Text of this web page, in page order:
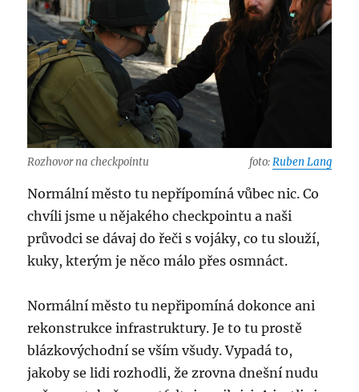
Rozhovor na checkpointu foto:Ruben Lang
Normální město tu nepřípomíná vůbec nic. Co
chvíli jsme u nějakého checkpointu a naši
průvodci se dávaj do řeči s vojáky, co tu slouží,
kuky, kterým je něco málo přes osmnáct.
Normální město tu nepřipomíná dokonce ani
rekonstrukce infrastruktury. Je to tu prostě
blázkovýchodní se vším všudy. Vypadá to,
jakoby se lidi rozhodli, že zrovna dnešní nudu